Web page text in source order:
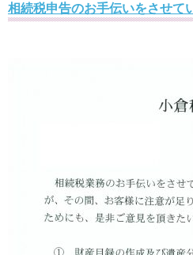
相続税申告のお手伝いをさせて